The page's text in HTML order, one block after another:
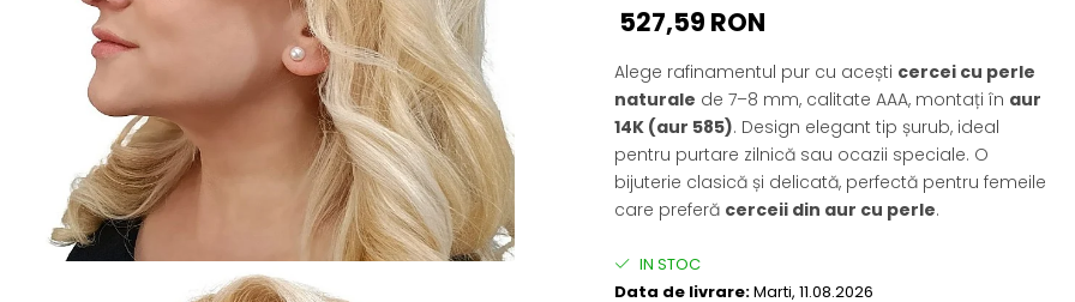
527,59 RON
Alege rafinamentul pur cu acești cercei cu perle
naturale de 7–8 mm, calitate AAA, montați în aur
14K (aur 585). Design elegant tip șurub, ideal
pentru purtare zilnică sau ocazii speciale. O
bijuterie clasică și delicată, perfectă pentru femeile
care preferă cerceii din aur cu perle.
IN STOC
Data de livrare:Marti, 11.08.2026